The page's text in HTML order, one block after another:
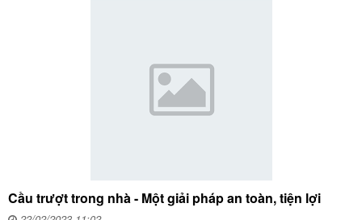
Cầu trượt trong nhà - Một giải pháp an toàn, tiện lợi